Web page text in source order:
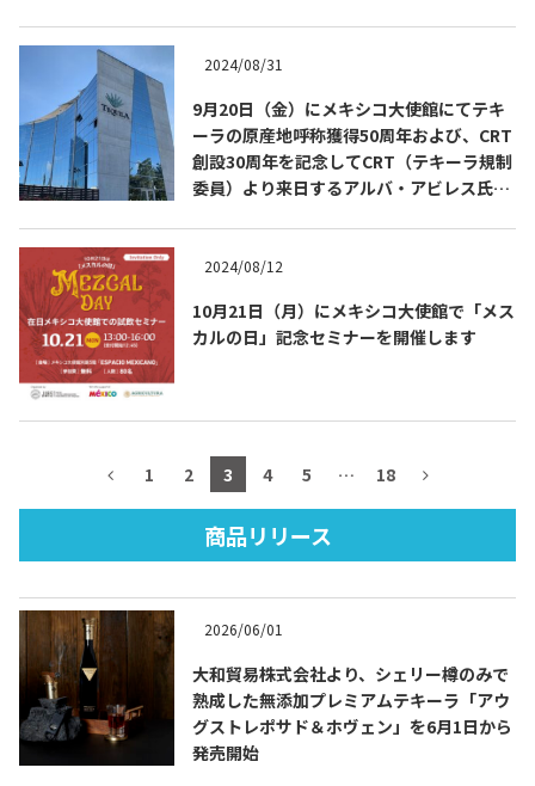
テキーラのつくり方 テキーラマーケット
メキシコ料理
メキシコの記念日 トピックス
2024/08/31
9月20日（金）にメキシコ大使館にてテキ
ーラの原産地呼称獲得50周年および、CRT
創設30周年を記念してCRT（テキーラ規制
委員）より来日するアルバ・アビレス氏を
2024/08/12
10月21日（月）にメキシコ大使館で「メス
カルの日」記念セミナーを開催します
1 2 3 4 5 … 18
商品リリース
2026/06/01
大和貿易株式会社より、シェリー樽のみで
熟成した無添加プレミアムテキーラ「アウ
グストレポサド＆ホヴェン」を6月1日から
発売開始